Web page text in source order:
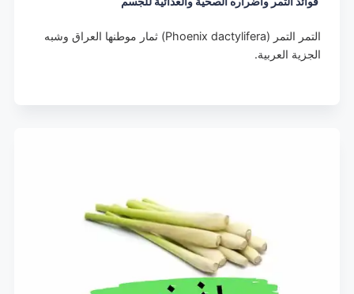
التمر التمر (Phoenix dactylifera) ثمار موطنها العراق وشبه
الجزية العربية.